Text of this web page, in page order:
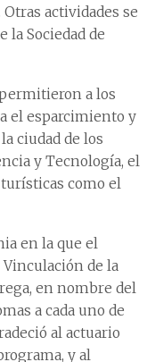
actividades se
la Sociedad de
a los
el esparcimiento y
ciudad de los
y Tecnología, el
como el
en la que el
de la
en nombre del
a cada uno de
al actuario
y al